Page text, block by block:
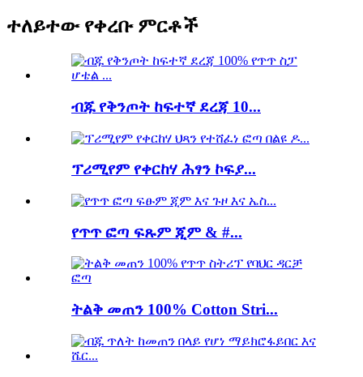
ተለይተው የቀረቡ ምርቶች
ብጁ የቅንጦት ከፍተኛ ደረጃ 10...
ፕሪሚየም የቀርከሃ ሕፃን ኮፍያ...
የጥጥ ፎጣ ፍጹም ጂም & #...
ትልቅ መጠን 100% Cotton Stri...